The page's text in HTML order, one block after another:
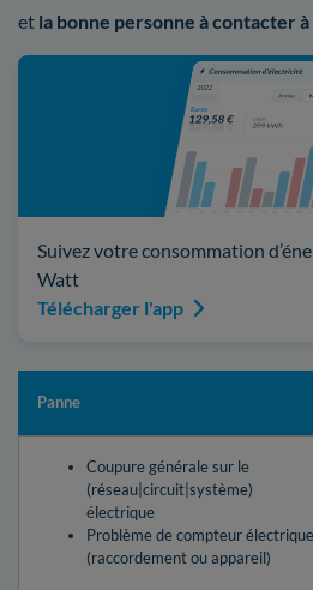
et la bonne personne à contacter
Suivez votre consommation
Watt
Télécharger l'app
Panne
Coupure générale sur le
(réseau|circuit|système)
électrique
Problème de compteur électrique
(raccordement ou appareil)